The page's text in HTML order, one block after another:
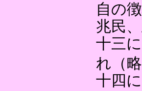
自の
兆民
十三
れ（略
十四